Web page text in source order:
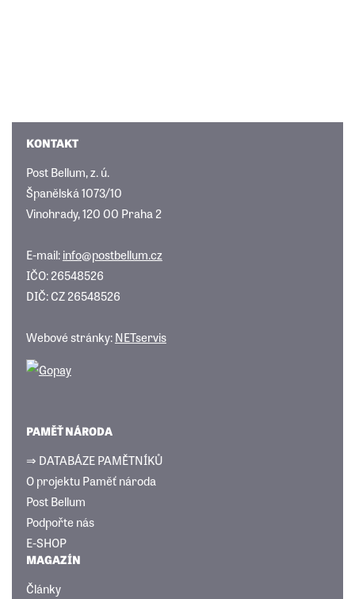
KONTAKT
Post Bellum, z. ú.
Španělská 1073/10
Vinohrady, 120 00 Praha 2
E-mail:info@postbellum.cz
IČO: 26548526
DIČ: CZ 26548526
Webové stránky:NETservis
PAMĚŤ NÁRODA
⇒ DATABÁZE PAMĚTNÍKŮ
O projektu Paměť národa
Post Bellum
Podpořte nás
E-SHOP
MAGAZÍN
Články